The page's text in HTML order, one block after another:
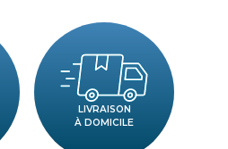
LIVRAISON
À DOMICILE